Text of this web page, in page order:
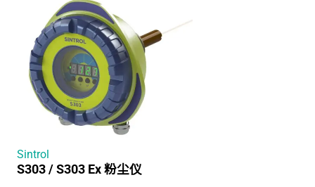
Sintrol
S303 / S303 Ex 粉尘仪